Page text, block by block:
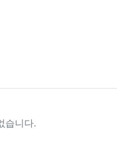
공유
습니다.